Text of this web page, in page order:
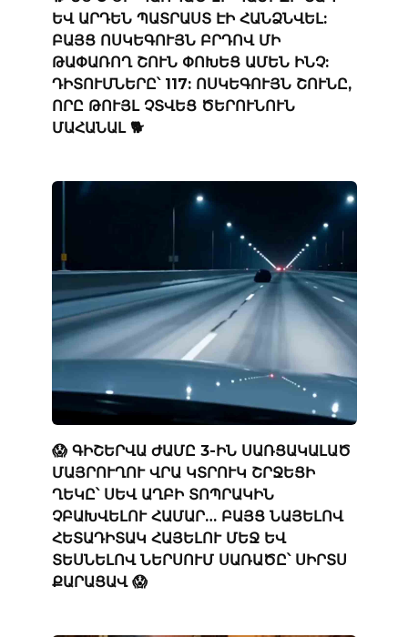
ԵՎ ԱՐԴԵՆ ՊԱՏՐԱՍՏ ԷԻ ՀԱՆՁՆՎԵԼ:
ԲԱՅՑ ՈՍԿԵԳՈՒՅՆ ԲՐԴՈՎ ՄԻ
ԹԱՓԱՌՈՂ ՇՈՒՆ ՓՈԽԵՑ ԱՄԵՆ ԻՆՉ:
ԴԻՏՈՒՄՆԵՐԸ՝ 117: ՈՍԿԵԳՈՒՅՆ ՇՈՒՆԸ,
ՈՐԸ ԹՈՒՅԼ ՉՏՎԵՑ ԾԵՐՈՒՆՈՒՆ
ՄԱՀԱՆԱԼ 🐕
😱 ԳԻՇԵՐՎԱ ԺԱՄԸ 3-ԻՆ ՍԱՌՑԱԿԱԼԱԾ
ՄԱՅՐՈՒՂՈՒ ՎՐԱ ԿՏՐՈՒԿ ՇՐՋԵՑԻ
ՂԵԿԸ՝ ՍԵՎ ԱՂԲԻ ՏՈՊՐԱԿԻՆ
ՉԲԱԽՎԵԼՈՒ ՀԱՄԱՐ… ԲԱՅՑ ՆԱՅԵԼՈՎ
ՀԵՏԱԴԻՏԱԿ ՀԱՅԵԼՈՒ ՄԵՋ ԵՎ
ՏԵՍՆԵԼՈՎ ՆԵՐՍՈՒՄ ՍԱՌԱԾԸ՝ ՍԻՐՏՍ
ՔԱՐԱՑԱՎ 😱